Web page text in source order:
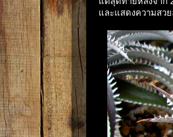
และแสดงความสว